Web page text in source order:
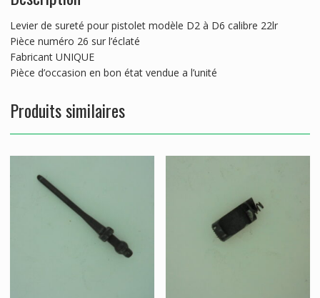
Levier de sureté pour pistolet modèle D2 à D6 calibre 22lr
Pièce numéro 26 sur l’éclaté
Fabricant UNIQUE
Pièce d’occasion en bon état vendue a l’unité
Produits similaires